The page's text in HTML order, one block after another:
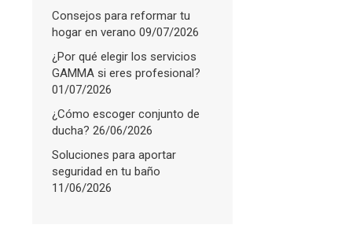
Consejos para reformar tu
hogar en verano 09/07/2026
¿Por qué elegir los servicios
GAMMA si eres profesional?
01/07/2026
¿Cómo escoger conjunto de
ducha? 26/06/2026
Soluciones para aportar
seguridad en tu baño
11/06/2026